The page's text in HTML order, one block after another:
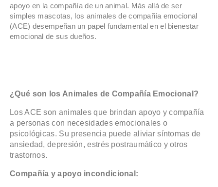
apoyo en la compañía de un animal. Más allá de ser
simples mascotas, los animales de compañía emocional
(ACE) desempeñan un papel fundamental en el bienestar
emocional de sus dueños.
¿Qué son los Animales de Compañía Emocional?
Los ACE son animales que brindan apoyo y compañía
a personas con necesidades emocionales o
psicológicas. Su presencia puede aliviar síntomas de
ansiedad, depresión, estrés postraumático y otros
trastornos.
Compañía y apoyo incondicional: